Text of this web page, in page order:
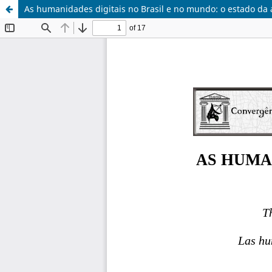
As humanidades digitais no Brasil e no mundo: o estado da